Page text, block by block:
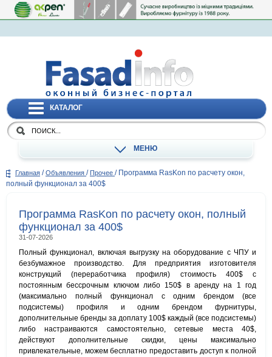
КАТАЛОГ
МЕНЮ
Главная / Объявления / Прочее / Программа RasKon по расчету окон,
полный функционал за 400$
Программа RasKon по расчету окон, полный
функционал за 400$
31-07-2026
Полный функционал, включая выгрузку на оборудование с ЧПУ и
безбумажное производство. Для предприятия изготовителя
конструкций (переработчика профиля) стоимость 400$ с
постоянным бессрочным ключом либо 150$ в аренду на 1 год
(максимально полный функционал с одним брендом (все
подсистемы) профиля и одним брендом фурнитуры,
дополнительные бренды за доплату 100$ каждый (все подсистемы)
либо настраиваются самостоятельно, сетевые места 40$,
действуют дополнительные скидки, цены максимально
привлекательные, можем бесплатно предоставить доступ к полной